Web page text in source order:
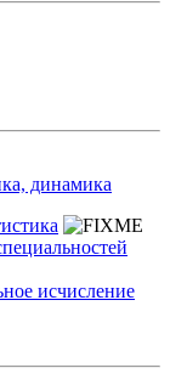
динамика
исчисление